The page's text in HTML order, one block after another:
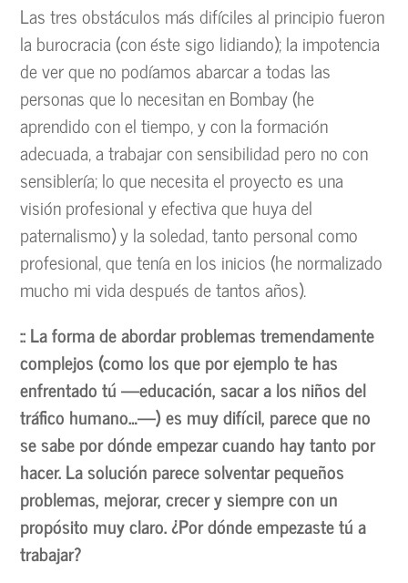
Las tres obstáculos más difíciles al principio fueron
la burocracia (con éste sigo lidiando); la impotencia
de ver que no podíamos abarcar a todas las
personas que lo necesitan en Bombay (he
aprendido con el tiempo, y con la formación
adecuada, a trabajar con sensibilidad pero no con
sensiblería; lo que necesita el proyecto es una
visión profesional y efectiva que huya del
paternalismo) y la soledad, tanto personal como
profesional, que tenía en los inicios (he normalizado
mucho mi vida después de tantos años).
:: La forma de abordar problemas tremendamente
complejos (como los que por ejemplo te has
enfrentado tú —educación, sacar a los niños del
tráfico humano…—) es muy difícil, parece que no
se sabe por dónde empezar cuando hay tanto por
hacer. La solución parece solventar pequeños
problemas, mejorar, crecer y siempre con un
propósito muy claro. ¿Por dónde empezaste tú a
trabajar?